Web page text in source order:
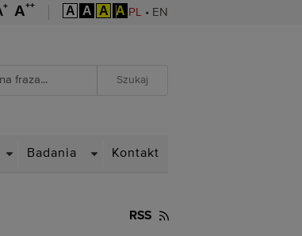
+ A++ A A A A PL • EN
Badania Kontakt
RSS